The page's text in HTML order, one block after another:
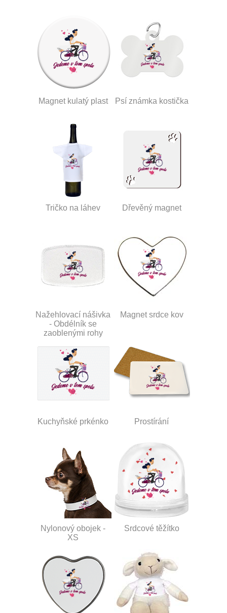
Magnet kulatý plast Psí známka kostička
Tričko na láhev Dřevěný magnet
Nažehlovací nášivka
- Obdélník se
zaoblenými rohy
Magnet srdce kov
Kuchyňské prkénko Prostírání
Nylonový obojek -
XS
Srdcové těžítko